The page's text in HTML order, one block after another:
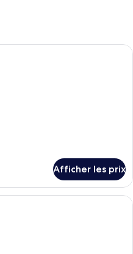
Une chambre d’hôtel moderne
Afficher les prix
Une chambre d’hôtel avec deux lits,